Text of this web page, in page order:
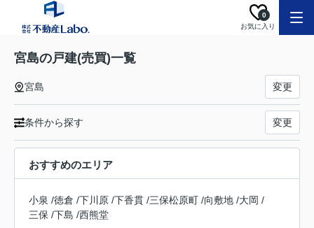
お気に入り
0
宮島の戸建(売買)一覧
宮島 変更
条件から探す 変更
おすすめのエリア
小泉 /徳倉 /下川原 /下香貫 /三保松原町 /向敷地 /大岡 /
三保 /下島 /西熊堂